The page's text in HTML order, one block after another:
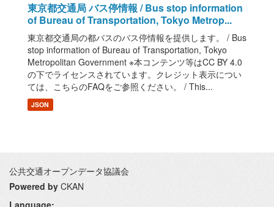
東京都交通局 バス停情報 / Bus stop information
of Bureau of Transportation, Tokyo Metrop...
東京都交通局の都バスのバス停情報を提供します。 / Bus
stop information of Bureau of Transportation, Tokyo
Metropolitan Government ※本コンテンツ等はCC BY 4.0
の下でライセンスされています。クレジット表示につい
ては、こちらのFAQをご参照ください。 / This...
JSON
公共交通オープンデータ協議会
Powered by CKAN
Language